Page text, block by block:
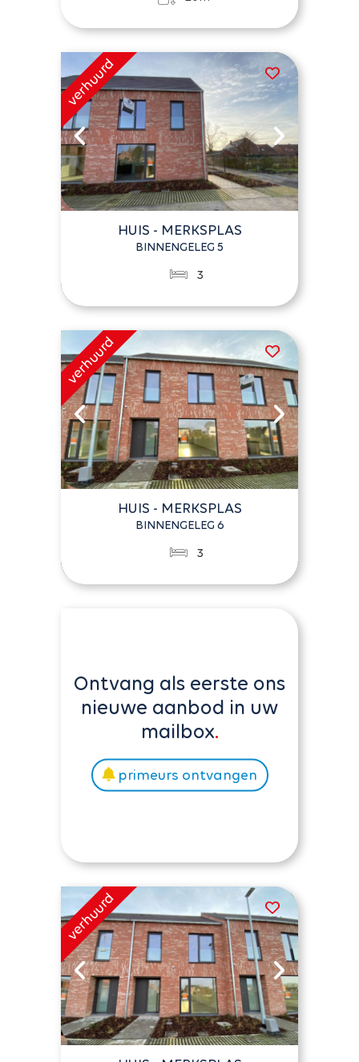
HUIS - MERKSPLAS
BINNENGELEG 5
3
HUIS - MERKSPLAS
BINNENGELEG 6
3
Ontvang als eerste ons
nieuwe aanbod in uw
mailbox
primeurs ontvangen